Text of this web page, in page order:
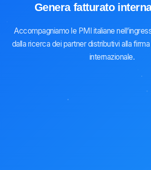
Genera fatturato
Accompagniamo le PMI italiane
dalla ricerca dei partner distributivi alla
internazionale.